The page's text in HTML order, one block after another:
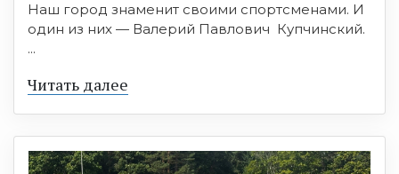
Наш город знаменит своими спортсменами. И
один из них — Валерий Павлович Купчинский.
...
Читать далее